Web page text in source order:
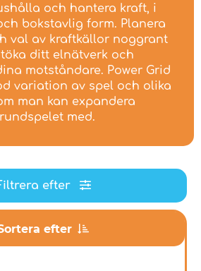
och hantera kraft, i
bokstavlig form. Planera
val av kraftkällor noggrant
ditt elnätverk och
motståndare. Power Grid
variation av spel och olika
man kan expandera
med.
efter
efter